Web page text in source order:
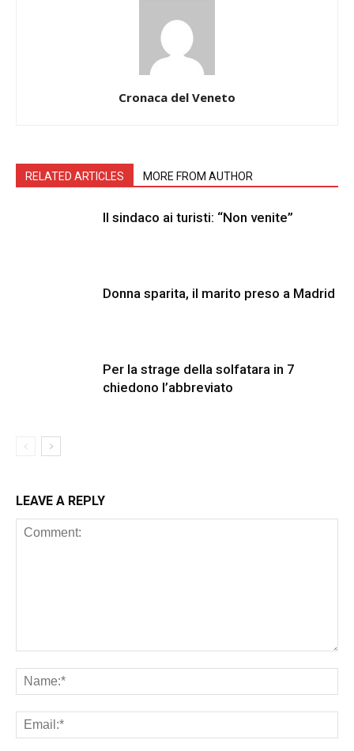
Cronaca del Veneto
RELATED ARTICLES MORE FROM AUTHOR
Il sindaco ai turisti: “Non venite”
Donna sparita, il marito preso a Madrid
Per la strage della solfatara in 7
chiedono l’abbreviato
LEAVE A REPLY